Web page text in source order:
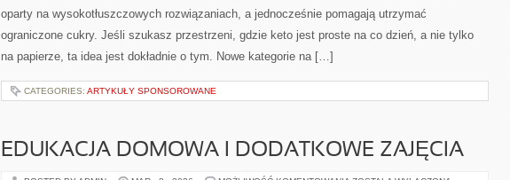
oparty na wysokotłuszczowych rozwiązaniach, a jednocześnie pomagają utrzymać
ograniczone cukry. Jeśli szukasz przestrzeni, gdzie keto jest proste na co dzień, a nie tylko
na papierze, ta idea jest dokładnie o tym. Nowe kategorie na […]
CATEGORIES: ARTYKUŁY SPONSOROWANE
EDUKACJA DOMOWA I DODATKOWE ZAJĘCIA